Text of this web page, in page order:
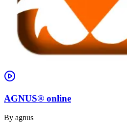
AGNUS® online
By agnus